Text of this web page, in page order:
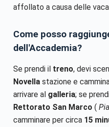
affollato a causa delle
Come posso
dell'Accademia?
Se prendi il treno, devi
Novellastazione e
arrivare al galleria; se
Rettorato San Marco (
camminare per circa 15